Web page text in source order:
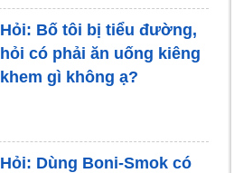
Hỏi: Bố tôi bị tiểu đường,
hỏi có phải ăn uống kiêng
khem gì không ạ?
Hỏi: Dùng Boni-Smok có